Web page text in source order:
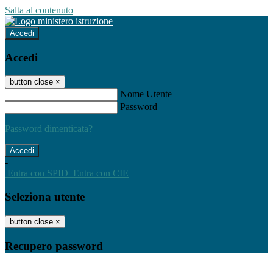
Salta al contenuto
Accedi
Accedi
button close ×
Nome Utente
Password
Password dimenticata?
-
Entra con SPID Entra con CIE
Seleziona utente
button close ×
Recupero password